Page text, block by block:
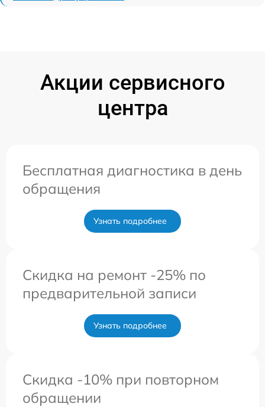
Акции сервисного
центра
Бесплатная диагностика в день
обращения
Узнать подробнее
Скидка на ремонт -25% по
предварительной записи
Узнать подробнее
Скидка -10% при повторном
обращении